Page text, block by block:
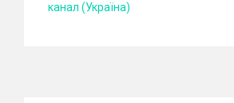
канал (Україна)